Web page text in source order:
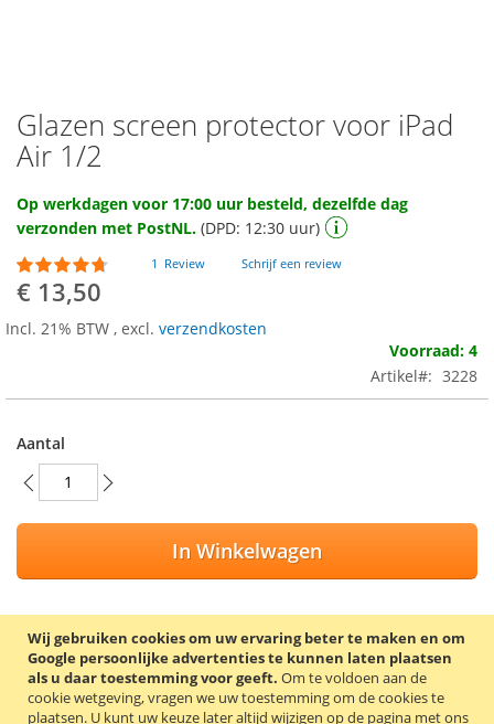
Wij gebruiken cookies om uw ervaring beter te maken en om
Google persoonlijke advertenties te kunnen laten plaatsen
als u daar toestemming voor geeft. Om te voldoen aan de
cookie wetgeving, vragen we uw toestemming om de cookies te
plaatsen. U kunt uw keuze later altijd wijzigen op de pagina met ons
Ga
naar
het
van
de
afbeeldingen-
gallerij
Glazen screen protector voor iPad
Air 1/2
Op werkdagen voor 17:00 uur besteld, dezelfde dag
verzonden met PostNL. (DPD: 12:30 uur)
Waardering:
90
% of100
1 Review Schrijf een review
€ 13,50
Incl. 21% BTW , excl. verzendkosten
Voorraad: 4
Artikel
3228
Aantal
In Winkelwagen
VOEG TOE AAN VERLANGLIJST
TOEVOEGEN OM TE VERGELIJKEN